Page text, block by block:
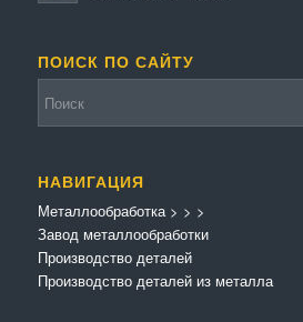
ПОИСК ПО САЙТУ
НАВИГАЦИЯ
Металлообработка>
Завод металлообработки
>
Производство деталей
>
Производство деталей из металла